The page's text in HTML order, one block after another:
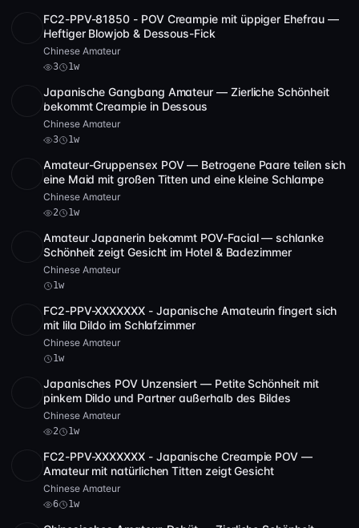
10:26
FC2-PPV-81850 - POV Creampie mit üppiger Ehefrau —
Heftiger Blowjob & Dessous-Fick
Chinese Amateur
3 1w
Japanische Gangbang Amateur — Zierliche Schönheit
bekommt Creampie in Dessous
Chinese Amateur
3 1w
POST 1 Archiv
Amateur-Gruppensex POV — Betrogene Paare teilen sich
eine Maid mit großen Titten und eine kleine Schlampe
Chinese Amateur
2 1w
POST 1 Archiv
Amateur Japanerin bekommt POV-Facial — schlanke
Schönheit zeigt Gesicht im Hotel & Badezimmer
Chinese Amateur
1w
5 Video
FC2-PPV-XXXXXXX - Japanische Amateurin fingert sich
mit lila Dildo im Schlafzimmer
Chinese Amateur
1w
2
Japanisches POV Unzensiert — Petite Schönheit mit
pinkem Dildo und Partner außerhalb des Bildes
Chinese Amateur
2 1w
Full HD 6
FC2-PPV-XXXXXXX - Japanische Creampie POV —
Amateur mit natürlichen Titten zeigt Gesicht
Chinese Amateur
6 1w